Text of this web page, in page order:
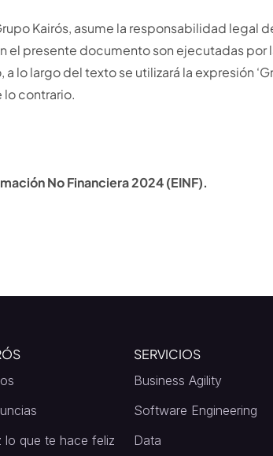
Kairós, asume la responsabilidad legal
el presente documento son ejecutadas por
lo largo del texto se utilizará la expresión
lo contrario.
No Financiera 2024 (EINF).
lo que te hace feliz
SERVICIOS
Business Agility
Software Engineering
Data